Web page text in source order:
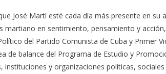
José Martí esté cada día más presente en su
martiano en sentimiento, pensamiento y
del Partido Comunista de Cuba y Primer
de balance del Programa de Estudio y
instituciones y organizaciones políticas,